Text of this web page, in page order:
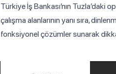
Türkiye İş Bankası’nın Tuzla’daki
çalışma alanlarının yanı sıra,
fonksiyonel çözümler sunarak